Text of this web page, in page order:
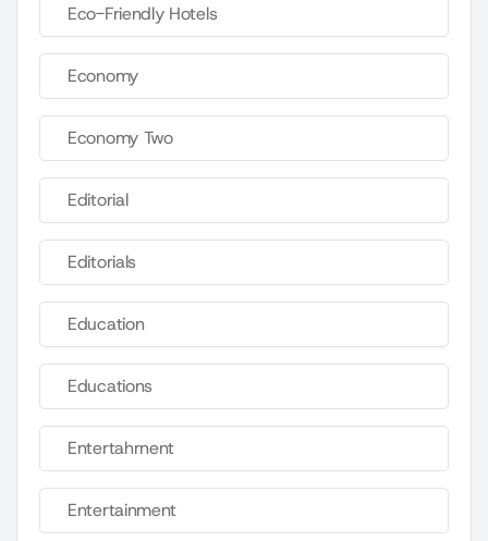
Eco-Friendly Hotels
Economy
Economy Two
Editorial
Editorials
Education
Educations
Entertahrnent
Entertainment